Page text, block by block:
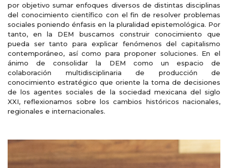
por objetivo sumar enfoques diversos de distintas disciplinas
del conocimiento científico con el fin de resolver problemas
sociales poniendo énfasis en la pluralidad epistemológica. Por
tanto, en la DEM buscamos construir conocimiento que
pueda ser tanto para explicar fenómenos del capitalismo
contemporáneo, así como para proponer soluciones. En el
ánimo de consolidar la DEM como un espacio de
colaboración multidisciplinaria de producción de
conocimiento estratégico que oriente la toma de decisiones
de los agentes sociales de la sociedad mexicana del siglo
XXI, reflexionamos sobre los cambios históricos nacionales,
regionales e internacionales.